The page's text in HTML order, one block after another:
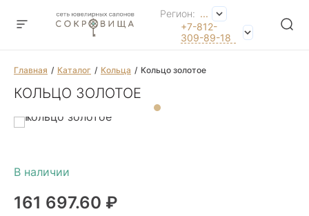
Регион: ...
+7-812-
309-89-18
Главная Каталог Кольца Кольцо золотое
КОЛЬЦО ЗОЛОТОЕ
161 697.60 ₽